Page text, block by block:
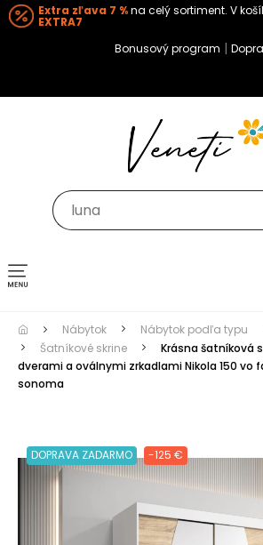
Extra zľava 7 %na celý sortiment. V
EXTRA7
Bonusový program |
Toggle navigation
Nábytok Nábytok podľa typu
Šatníkové skrine
Krásna šatníková
dverami a oválnymi zrkadlami Nikola 150 vo
sonoma
DOPRAVA ZADARMO -125 €